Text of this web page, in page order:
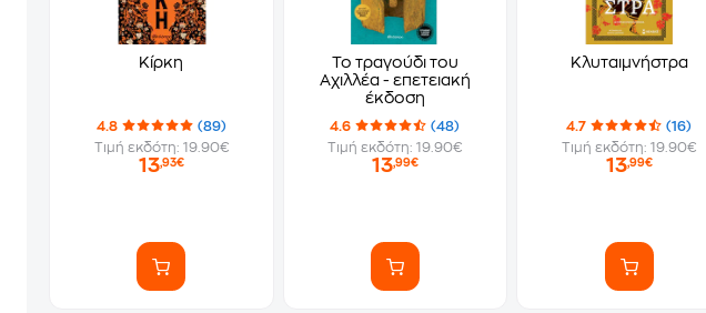
Κίρκη
4.8
(89)
Τιμή εκδότη: 19.90€
13,93€
Το τραγούδι του
Αχιλλέα - επετειακή
έκδοση
4.6
(48)
Τιμή εκδότη: 19.90€
13,99€
Κλυταιμνήστρα
4.7
(16)
Τιμή εκδότη: 19.90€
13,99€